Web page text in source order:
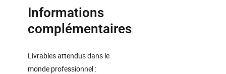
Informations
complémentaires
Livrables attendus dans le
monde professionnel :